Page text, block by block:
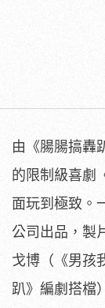
由《腸腸搞轟
的限制級喜劇
面玩到極致。
公司出品，製
戈博（《男孩
趴》編劇搭檔